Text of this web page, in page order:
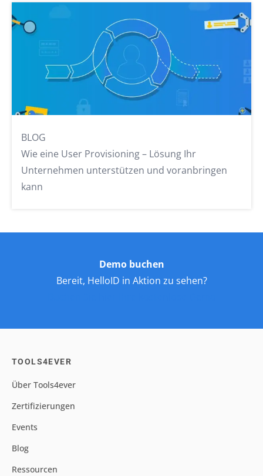
BLOG
Wie eine User Provisioning – Lösung Ihr
Unternehmen unterstützen und voranbringen
kann
Demo buchen
Bereit, HelloID in Aktion zu sehen?
TOOLS4EVER
Über Tools4ever
Zertifizierungen
Events
Blog
Ressourcen